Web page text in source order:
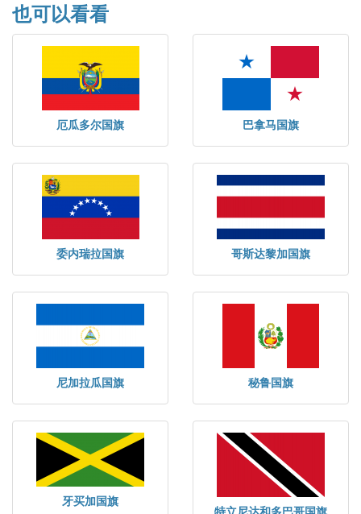
也可以看看
厄瓜多尔国旗 巴拿马国旗
委内瑞拉国旗 哥斯达黎加国旗
尼加拉瓜国旗 秘鲁国旗
牙买加国旗